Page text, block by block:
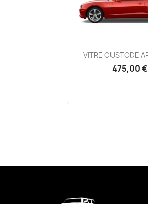
Aperçu
VITRE CUSTODE
475,00 €